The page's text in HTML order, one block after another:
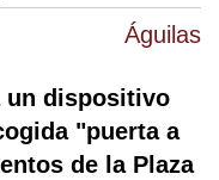
Águilas
un dispositivo
"puerta a
de la Plaza